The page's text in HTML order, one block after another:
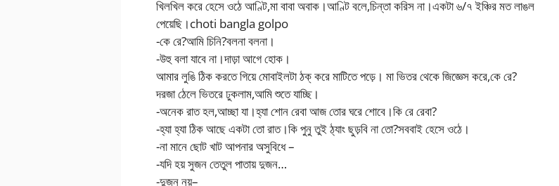
খিলখিল করে হেসে ওঠে আণ্টি,মা বাবা অবাক।আণ্টি বলে,চিন্তা করিস না।একটা ৬/৭ ইঞ্চির মত লাঙল
পেয়েছি।choti bangla golpo
-কে রে?আমি চিনি?বলনা বলনা।
-উহু বলা যাবে না।দাড়া আগে হোক।
আমার লুঙি ঠিক করতে গিয়ে মোবাইলটা ঠক্ করে মাটিতে পড়ে। মা ভিতর থেকে জিজ্ঞেস করে,কে রে?
দরজা ঠেলে ভিতরে ঢুকলাম,আমি শুতে যাচ্ছি।
-অনেক রাত হল,আচ্ছা যা।হ্যা শোন রেবা আজ তোর ঘরে শোবে।কি রে রেবা?
-হ্যা হ্যা ঠিক আছে একটা তো রাত।কি পুনু তুই ঠ্যাং ছুড়বি না তো?সববাই হেসে ওঠে।
-না মানে ছোট খাট আপনার অসুবিধে –
-যদি হয় সুজন তেতুল পাতায় দুজন…
-দুজন নয়–